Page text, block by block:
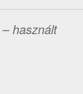
– használt